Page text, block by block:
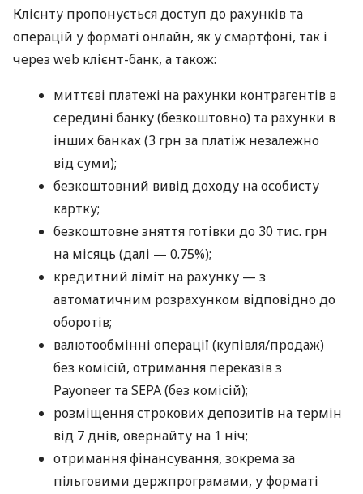
Клієнту пропонується доступ до рахунків та
операцій у форматі онлайн, як у смартфоні, так і
через web клієнт-банк, а також:
миттєві платежі на рахунки контрагентів в
середині банку (безкоштовно) та рахунки в
інших банках (3 грн за платіж незалежно
від суми);
безкоштовний вивід доходу на особисту
картку;
безкоштовне зняття готівки до 30 тис. грн
на місяць (далі — 0.75%);
кредитний ліміт на рахунку — з
автоматичним розрахунком відповідно до
оборотів;
валютообмінні операції (купівля/продаж)
без комісій, отримання переказів з
Payoneer та SEPA (без комісій);
розміщення строкових депозитів на термін
від 7 днів, овернайту на 1 ніч;
отримання фінансування, зокрема за
пільговими держпрограмами, у форматі